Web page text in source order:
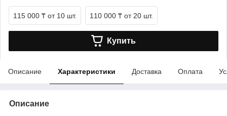
115 000 ₸ от 10 шт. 110 000 ₸ от 20 шт.
Купить
Описание Характеристики Доставка Оплата
Описание